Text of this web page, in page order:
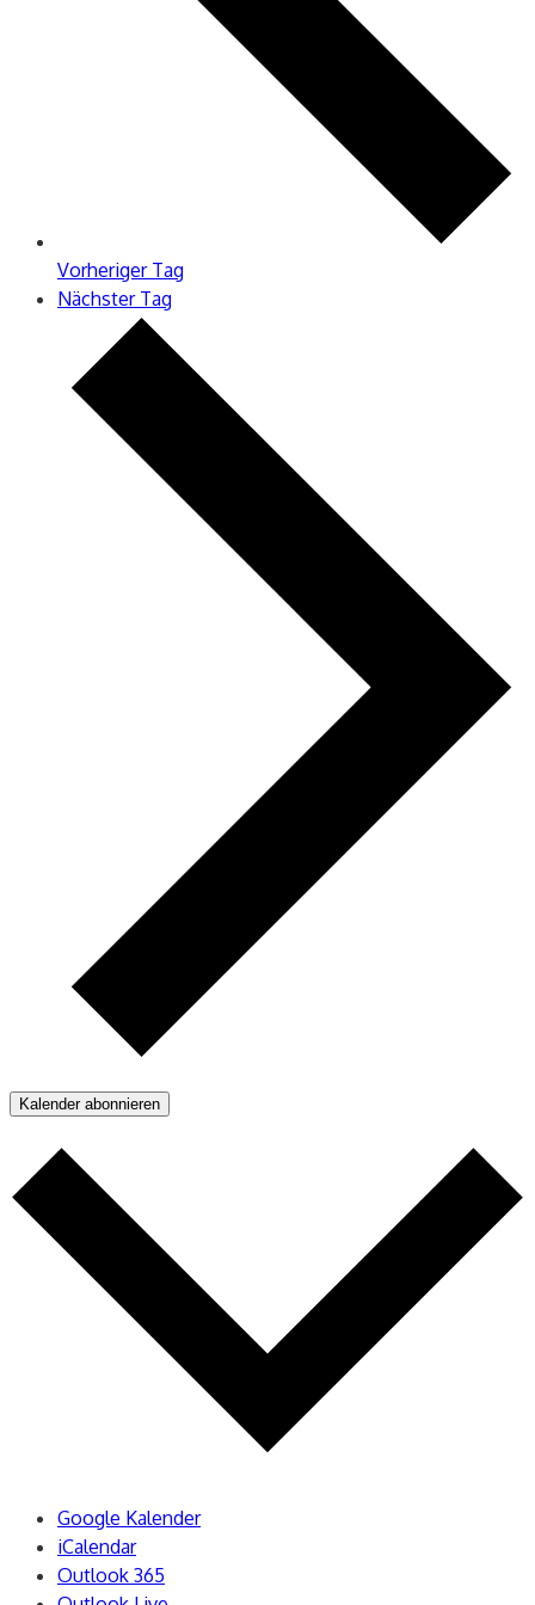
Vorheriger Tag
Nächster Tag
Kalender abonnieren
Google Kalender
iCalendar
Outlook 365